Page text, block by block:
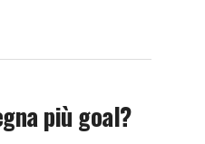
più goal?